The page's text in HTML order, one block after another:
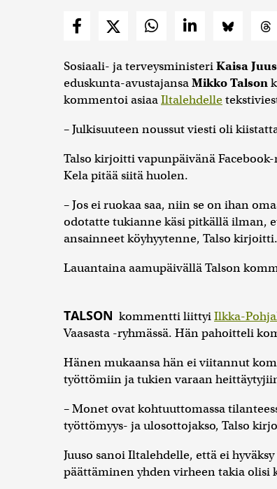
Sosiaali- ja terveysministeriKaisa
eduskunta-avustajansaMikko Talson
kommentoi asiaaIltalehdelle
– Julkisuuteen noussut viesti oli
Talso kirjoitti vapunpäivänä
Kela pitää siitä huolen.
– Jos ei ruokaa saa, niin se on ihan
odotatte tukianne käsi pitkällä ilman,
ansainneet köyhyytenne, Talso kirjoitti.
Lauantaina aamupäivällä Talson
TALSON kommentti liittyiIlkka-
Vaasasta -ryhmässä. Hän pahoitteli
Hänen mukaansa hän ei viitannut
työttömiin ja tukien varaan
– Monet ovat kohtuuttomassa
työttömyys- ja ulosottojakso, Talso
Juuso sanoi Iltalehdelle, että ei
päättäminen yhden virheen takia olisi